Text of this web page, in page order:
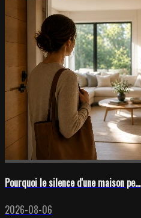
Pourquoi le silence d'une maison pe...
2026-08-06